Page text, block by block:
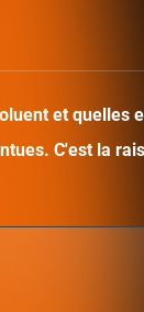
et
C'est la